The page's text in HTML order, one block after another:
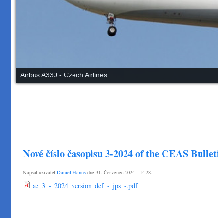
Airbus A330 - Czech Airlines
Nové číslo časopisu 3-2024 of the CEAS
Napsal uživatel Daniel Hanus dne 31. Červenec 2024 - 14:28.
ae_3_-_2024_version_def_-_jps_-.pdf